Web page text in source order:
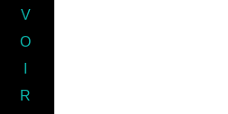
V
O
R